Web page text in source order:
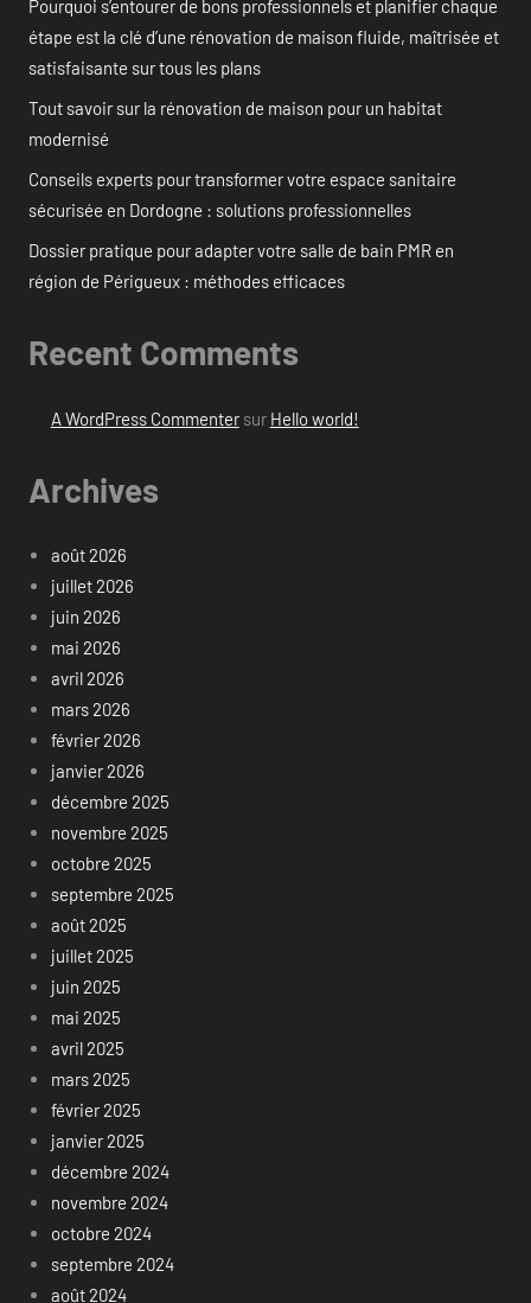
Pourquoi s’entourer de bons professionnels et planifier chaque
étape est la clé d’une rénovation de maison fluide, maîtrisée et
satisfaisante sur tous les plans
Tout savoir sur la rénovation de maison pour un habitat
modernisé
Conseils experts pour transformer votre espace sanitaire
sécurisée en Dordogne : solutions professionnelles
Dossier pratique pour adapter votre salle de bain PMR en
région de Périgueux : méthodes efficaces
Recent Comments
A WordPress Commentersur Hello world!
Archives
août 2026
juillet 2026
juin 2026
mai 2026
avril 2026
mars 2026
février 2026
janvier 2026
décembre 2025
novembre 2025
octobre 2025
septembre 2025
août 2025
juillet 2025
juin 2025
mai 2025
avril 2025
mars 2025
février 2025
janvier 2025
décembre 2024
novembre 2024
octobre 2024
septembre 2024
août 2024